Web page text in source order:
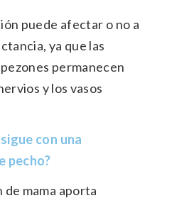
puede afectar o no a
ya que las
permanecen
y los vasos
con una
pecho?
de mama aporta